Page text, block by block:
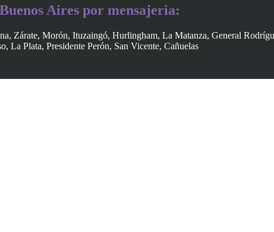
Aires por mensajeria:
Zárate, Morón, Ituzaingó, Hurlingham, La Matanza, General
La Plata, Presidente Perón, San Vicente, Cañuelas